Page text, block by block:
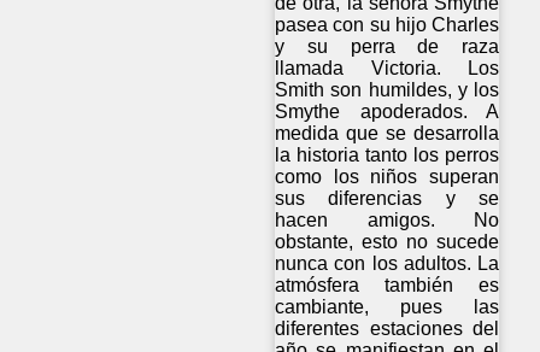
pasea con su hijo Charles
y su perra de raza
llamada Victoria. Los
Smith son humildes, y los
Smythe apoderados. A
medida que se desarrolla
la historia tanto los perros
como los niños superan
sus diferencias y se
hacen amigos. No
obstante, esto no sucede
nunca con los adultos. La
atmósfera también es
cambiante, pues las
diferentes estaciones del